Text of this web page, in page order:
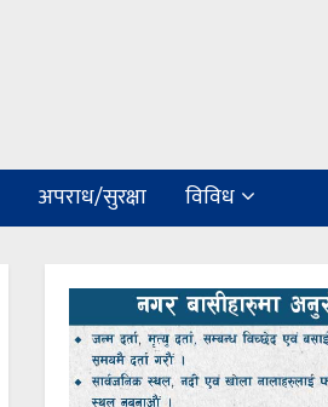
अपराध/सुरक्षा विविध